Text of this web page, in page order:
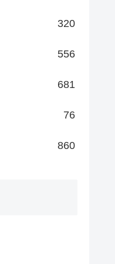
320
556
681
76
860